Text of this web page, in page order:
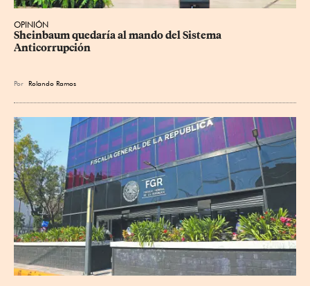
OPINIÓN
Sheinbaum quedaría al mando del Sistema
Anticorrupción
Por Rolando Ramos